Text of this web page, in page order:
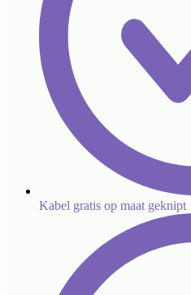
Kabel gratis op maat geknipt